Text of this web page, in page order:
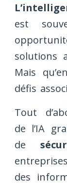
est
solutions
Mais
défis
Tout
de l’IA
de
des